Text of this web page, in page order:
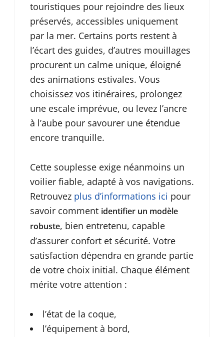
touristiques pour rejoindre des lieux
préservés, accessibles uniquement
par la mer. Certains ports restent à
l’écart des guides, d’autres mouillages
procurent un calme unique, éloigné
des animations estivales. Vous
choisissez vos itinéraires, prolongez
une escale imprévue, ou levez l’ancre
à l’aube pour savourer une étendue
encore tranquille.
Cette souplesse exige néanmoins un
voilier fiable, adapté à vos navigations.
Retrouvez plus d’informations ici pour
savoir comment identifier un modèle
robuste, bien entretenu, capable
d’assurer confort et sécurité. Votre
satisfaction dépendra en grande partie
de votre choix initial. Chaque élément
mérite votre attention :
l’état de la coque,
l’équipement à bord,